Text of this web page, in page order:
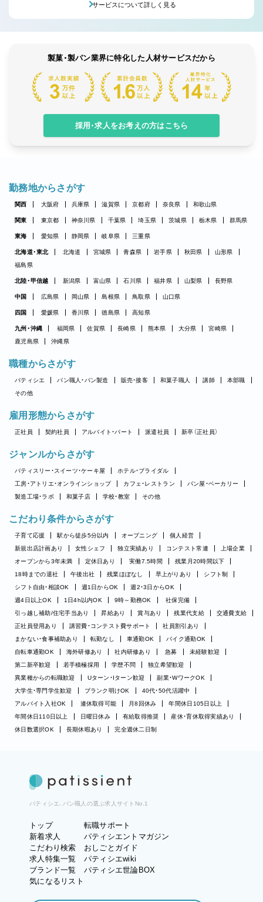
サービスについて詳しく見る
製菓・製パン業界に特化した人材サービスだから
採用・求人をお考えの方はこちら
勤務地からさがす
関西 大阪府 兵庫県 滋賀県 京都府 奈良県 和歌山県
関東 東京都 神奈川県 千葉県 埼玉県 茨城県 栃木県 群馬県
東海 愛知県 静岡県 岐阜県 三重県
北海道・東北 北海道 宮城県 青森県 岩手県 秋田県
山形県
福島県
北陸・甲信越 新潟県 富山県 石川県 福井県 山梨県 長野県
中国 広島県 岡山県 島根県 鳥取県 山口県
四国 愛媛県 香川県 徳島県 高知県
九州・沖縄 福岡県 佐賀県 長崎県 熊本県 大分県
宮崎県
鹿児島県
沖縄県
職種からさがす
パティシエ パン職人・パン製造 販売・接客 和菓子職人 講師
本部職
その他
雇用形態からさがす
正社員 契約社員 アルバイト・パート 派遣社員 新卒（正社員）
ジャンルからさがす
パティスリー・スイーツ・ケーキ屋
ホテル・ブライダル
工房・アトリエ・オンラインショップ
カフェ・レストラン
パン屋・ベーカリー
製造工場・ラボ
和菓子店 学校・教室 その他
こだわり条件からさがす
子育て応援 駅から徒歩5分以内 オープニング
個人経営
新規出店計画あり
女性シェフ 独立実績あり コンテスト常連
上場企業
オープンから3年未満
定休日あり 実働7.5時間
残業月20時間以下
18時までの退社
午後出社 残業ほぼなし 早上がりあり
シフト制
シフト自由・相談OK
週1日からOK
週2・3日からOK
週4日以上OK
1日4h以内OK 9時～勤務OK
社保完備
引っ越し補助/住宅手当あり
昇給あり 賞与あり 残業代支給
交通費支給
正社員登用あり
講習費・コンテスト費サポート
社員割引あり
まかない・食事補助あり
転勤なし 車通勤OK
バイク通勤OK
自転車通勤OK
海外研修あり 社内研修あり 急募
未経験歓迎
第二新卒歓迎
若手積極採用 学歴不問
独立希望歓迎
異業種からの転職歓迎
Uターン・Iターン歓迎
副業・WワークOK
大学生・専門学生歓迎
ブランク明けOK
40代・50代活躍中
アルバイト入社OK
連休取得可能 月8回休み
年間休日105日以上
年間休日110日以上
日曜日休み 有給取得推奨
産休・育休取得実績あり
休日数選択OK
長期休暇あり 完全週休二日制
パティシエ、パン職人の選ぶ求人サイトNo.1
トップ
新着求人
こだわり検索
求人特集一覧
ブランド一覧
気になるリスト
転職サポート
パティシエントマガジン
おしごとガイド
パティシエwiki
パティシエ世論BOX